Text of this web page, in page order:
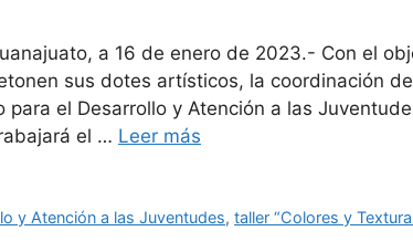
a 16 de enero de 2023.- Con el
sus dotes artísticos, la coordinación
para el Desarrollo y Atención a las
el … Leer más
y Atención a las Juventudes,taller “Colores y